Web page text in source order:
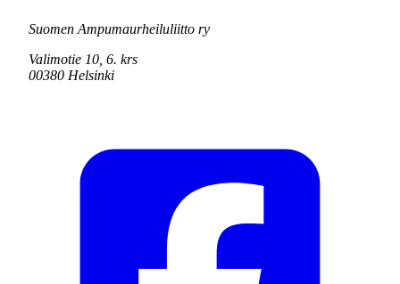
Suomen Ampumaurheiluliitto ry
Valimotie 10, 6. krs
00380 Helsinki